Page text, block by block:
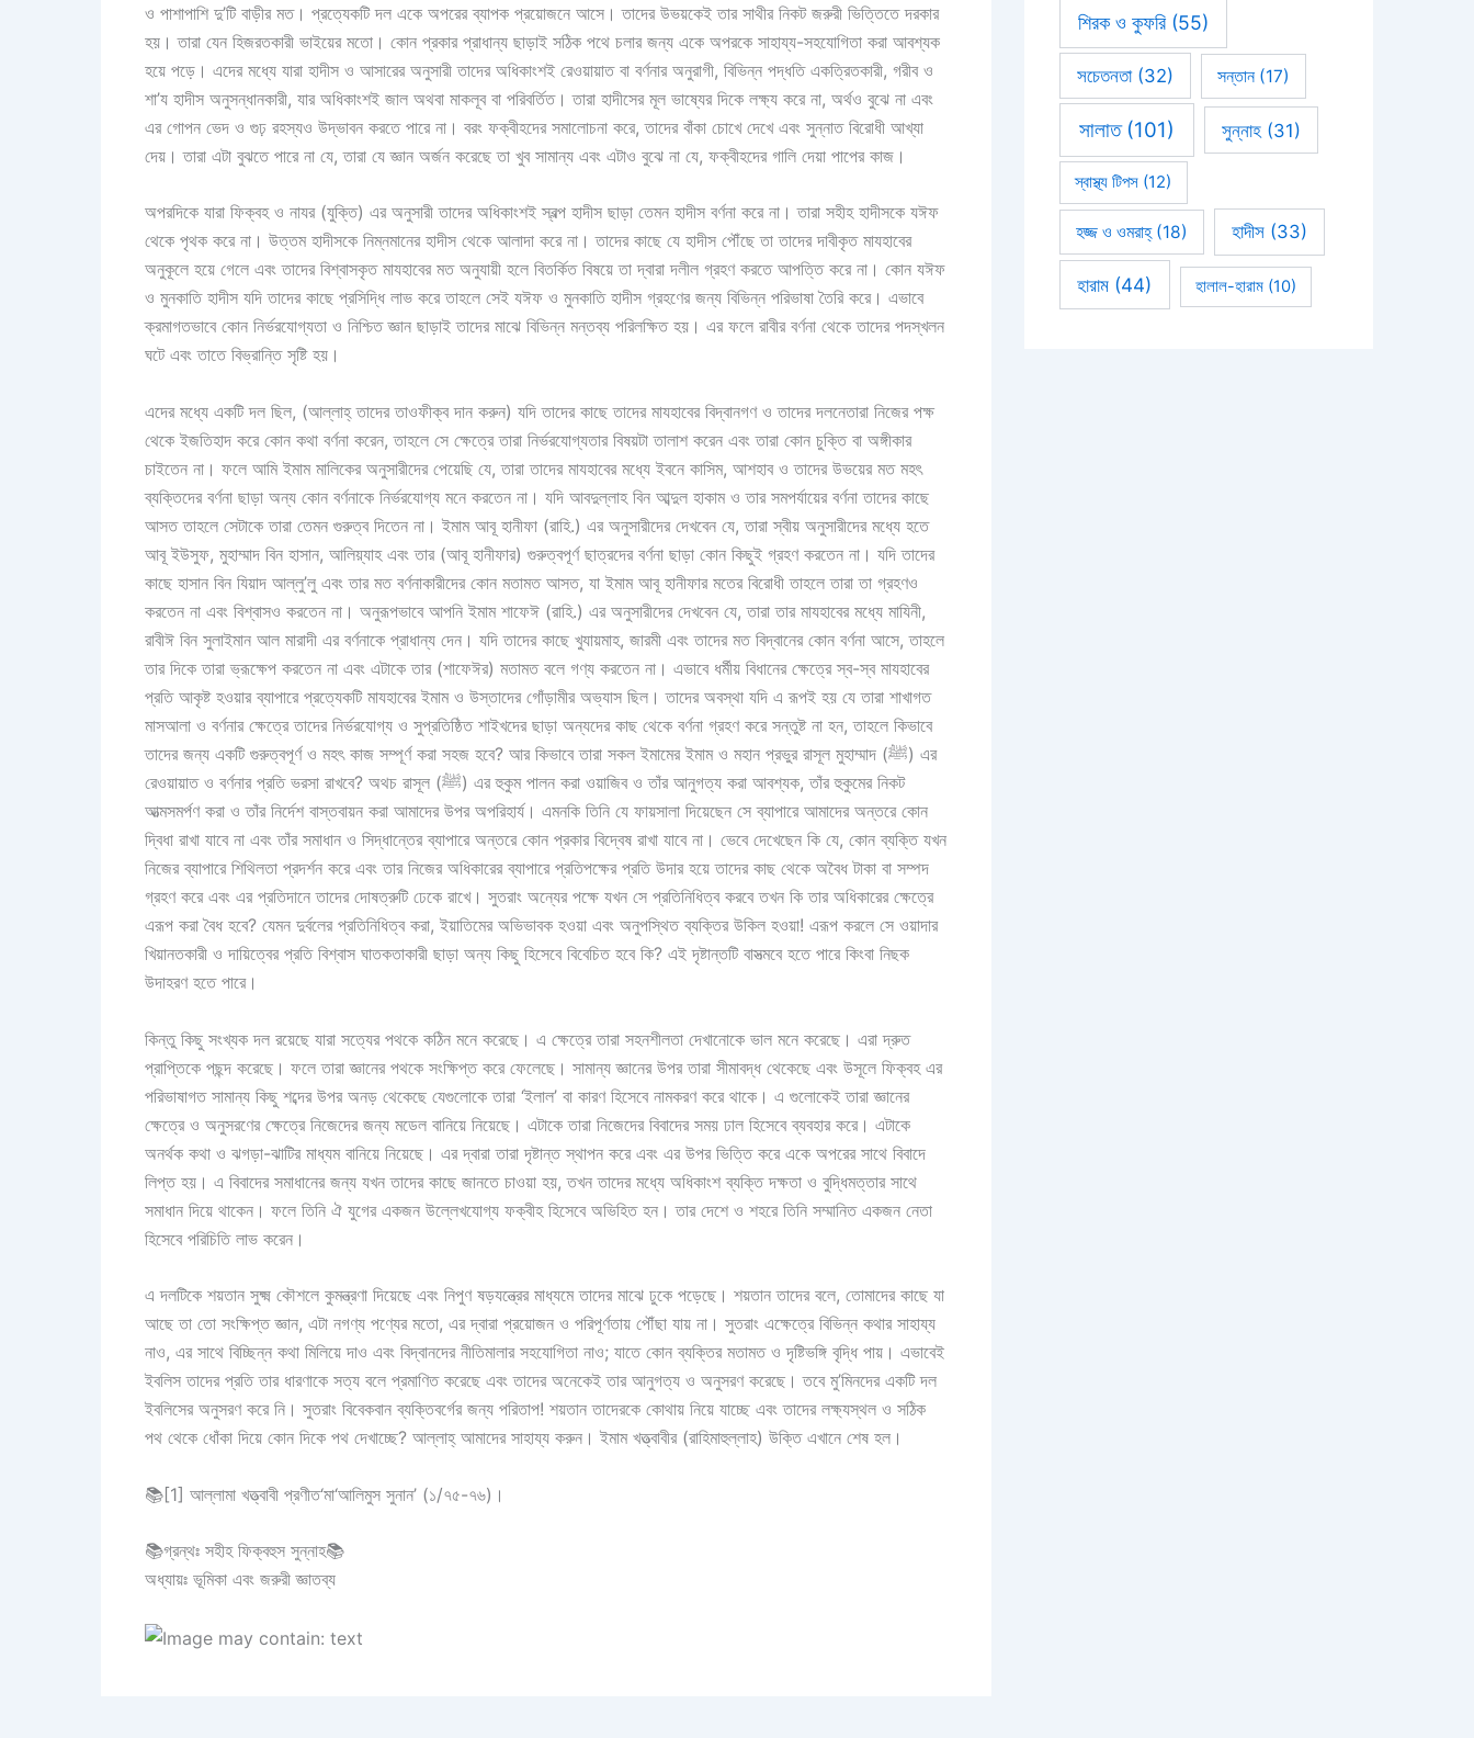
ও পাশাপাশি দু’টি বাড়ীর মত। প্রত্যেকটি দল একে অপরের ব্যাপক প্রয়োজনে আসে। তাদের উভয়কেই তার সাথীর নিকট জরুরী ভিত্তিতে দরকার
হয়। তারা যেন হিজরতকারী ভাইয়ের মতো। কোন প্রকার প্রাধান্য ছাড়াই সঠিক পথে চলার জন্য একে অপরকে সাহায্য-সহযোগিতা করা আবশ্যক
হয়ে পড়ে। এদের মধ্যে যারা হাদীস ও আসারের অনুসারী তাদের অধিকাংশই রেওয়ায়াত বা বর্ণনার অনুরাগী, বিভিন্ন পদ্ধতি একত্রিতকারী, গরীব ও
শা’য হাদীস অনুসন্ধানকারী, যার অধিকাংশই জাল অথবা মাকলূব বা পরিবর্তিত। তারা হাদীসের মূল ভাষ্যের দিকে লক্ষ্য করে না, অর্থও বুঝে না এবং
এর গোপন ভেদ ও গুঢ় রহস্যও উদ্ভাবন করতে পারে না। বরং ফক্বীহদের সমালোচনা করে, তাদের বাঁকা চোখে দেখে এবং সুন্নাত বিরোধী আখ্যা
দেয়। তারা এটা বুঝতে পারে না যে, তারা যে জ্ঞান অর্জন করেছে তা খুব সামান্য এবং এটাও বুঝে না যে, ফক্বীহদের গালি দেয়া পাপের কাজ।
অপরদিকে যারা ফিক্বহ ও নাযর (যুক্তি) এর অনুসারী তাদের অধিকাংশই স্বল্প হাদীস ছাড়া তেমন হাদীস বর্ণনা করে না। তারা সহীহ হাদীসকে যঈফ
থেকে পৃথক করে না। উত্তম হাদীসকে নিম্নমানের হাদীস থেকে আলাদা করে না। তাদের কাছে যে হাদীস পৌঁছে তা তাদের দাবীকৃত মাযহাবের
অনুকূলে হয়ে গেলে এবং তাদের বিশ্বাসকৃত মাযহাবের মত অনুযায়ী হলে বিতর্কিত বিষয়ে তা দ্বারা দলীল গ্রহণ করতে আপত্তি করে না। কোন যঈফ
ও মুনকাতি হাদীস যদি তাদের কাছে প্রসিদ্ধি লাভ করে তাহলে সেই যঈফ ও মুনকাতি হাদীস গ্রহণের জন্য বিভিন্ন পরিভাষা তৈরি করে। এভাবে
ক্রমাগতভাবে কোন নির্ভরযোগ্যতা ও নিশ্চিত জ্ঞান ছাড়াই তাদের মাঝে বিভিন্ন মন্তব্য পরিলক্ষিত হয়। এর ফলে রাবীর বর্ণনা থেকে তাদের পদস্খলন
ঘটে এবং তাতে বিভ্রান্তি সৃষ্টি হয়।
এদের মধ্যে একটি দল ছিল, (আল্লাহ্‌ তাদের তাওফীক্ব দান করুন) যদি তাদের কাছে তাদের মাযহাবের বিদ্বানগণ ও তাদের দলনেতারা নিজের পক্ষ
থেকে ইজতিহাদ করে কোন কথা বর্ণনা করেন, তাহলে সে ক্ষেত্রে তারা নির্ভরযোগ্যতার বিষয়টা তালাশ করেন এবং তারা কোন চুক্তি বা অঙ্গীকার
চাইতেন না। ফলে আমি ইমাম মালিকের অনুসারীদের পেয়েছি যে, তারা তাদের মাযহাবের মধ্যে ইবনে কাসিম, আশহাব ও তাদের উভয়ের মত মহৎ
ব্যক্তিদের বর্ণনা ছাড়া অন্য কোন বর্ণনাকে নির্ভরযোগ্য মনে করতেন না। যদি আবদুল্লাহ বিন আব্দুল হাকাম ও তার সমপর্যায়ের বর্ণনা তাদের কাছে
আসত তাহলে সেটাকে তারা তেমন গুরুত্ব দিতেন না। ইমাম আবূ হানীফা (রাহি.) এর অনুসারীদের দেখবেন যে, তারা স্বীয় অনুসারীদের মধ্যে হতে
আবূ ইউসুফ, মুহাম্মাদ বিন হাসান, আলিয়্যাহ এবং তার (আবূ হানীফার) গুরুত্বপূর্ণ ছাত্রদের বর্ণনা ছাড়া কোন কিছুই গ্রহণ করতেন না। যদি তাদের
কাছে হাসান বিন যিয়াদ আল্লু’লু এবং তার মত বর্ণনাকারীদের কোন মতামত আসত, যা ইমাম আবূ হানীফার মতের বিরোধী তাহলে তারা তা গ্রহণও
করতেন না এবং বিশ্বাসও করতেন না। অনুরূপভাবে আপনি ইমাম শাফেঈ (রাহি.) এর অনুসারীদের দেখবেন যে, তারা তার মাযহাবের মধ্যে মাযিনী,
রাবীঈ বিন সুলাইমান আল মারাদী এর বর্ণনাকে প্রাধান্য দেন। যদি তাদের কাছে খুযায়মাহ, জারমী এবং তাদের মত বিদ্বানের কোন বর্ণনা আসে, তাহলে
তার দিকে তারা ভ্রূক্ষেপ করতেন না এবং এটাকে তার (শাফেঈর) মতামত বলে গণ্য করতেন না। এভাবে ধর্মীয় বিধানের ক্ষেত্রে স্ব-স্ব মাযহাবের
প্রতি আকৃষ্ট হওয়ার ব্যাপারে প্রত্যেকটি মাযহাবের ইমাম ও উস্তাদের গোঁড়ামীর অভ্যাস ছিল। তাদের অবস্থা যদি এ রূপই হয় যে তারা শাখাগত
মাসআলা ও বর্ণনার ক্ষেত্রে তাদের নির্ভরযোগ্য ও সুপ্রতিষ্ঠিত শাইখদের ছাড়া অন্যদের কাছ থেকে বর্ণনা গ্রহণ করে সন্তুষ্ট না হন, তাহলে কিভাবে
তাদের জন্য একটি গুরুত্বপূর্ণ ও মহৎ কাজ সম্পূর্ণ করা সহজ হবে? আর কিভাবে তারা সকল ইমামের ইমাম ও মহান প্রভুর রাসূল মুহাম্মাদ (ﷺ) এর
রেওয়ায়াত ও বর্ণনার প্রতি ভরসা রাখবে? অথচ রাসূল (ﷺ) এর হুকুম পালন করা ওয়াজিব ও তাঁর আনুগত্য করা আবশ্যক, তাঁর হুকুমের নিকট
আত্মসমর্পণ করা ও তাঁর নির্দেশ বাস্তবায়ন করা আমাদের উপর অপরিহার্য। এমনকি তিনি যে ফায়সালা দিয়েছেন সে ব্যাপারে আমাদের অন্তরে কোন
দ্বিধা রাখা যাবে না এবং তাঁর সমাধান ও সিদ্ধান্তের ব্যাপারে অন্তরে কোন প্রকার বিদ্বেষ রাখা যাবে না। ভেবে দেখেছেন কি যে, কোন ব্যক্তি যখন
নিজের ব্যাপারে শিথিলতা প্রদর্শন করে এবং তার নিজের অধিকারের ব্যাপারে প্রতিপক্ষের প্রতি উদার হয়ে তাদের কাছ থেকে অবৈধ টাকা বা সম্পদ
গ্রহণ করে এবং এর প্রতিদানে তাদের দোষত্রুটি ঢেকে রাখে। সুতরাং অন্যের পক্ষে যখন সে প্রতিনিধিত্ব করবে তখন কি তার অধিকারের ক্ষেত্রে
এরূপ করা বৈধ হবে? যেমন দুর্বলের প্রতিনিধিত্ব করা, ইয়াতিমের অভিভাবক হওয়া এবং অনুপস্থিত ব্যক্তির উকিল হওয়া! এরূপ করলে সে ওয়াদার
খিয়ানতকারী ও দায়িত্বের প্রতি বিশ্বাস ঘাতকতাকারী ছাড়া অন্য কিছু হিসেবে বিবেচিত হবে কি? এই দৃষ্টান্তটি বাসত্মবে হতে পারে কিংবা নিছক
উদাহরণ হতে পারে।
কিন্তু কিছু সংখ্যক দল রয়েছে যারা সত্যের পথকে কঠিন মনে করেছে। এ ক্ষেত্রে তারা সহনশীলতা দেখানোকে ভাল মনে করেছে। এরা দ্রুত
প্রাপ্তিকে পছন্দ করেছে। ফলে তারা জ্ঞানের পথকে সংক্ষিপ্ত করে ফেলেছে। সামান্য জ্ঞানের উপর তারা সীমাবদ্ধ থেকেছে এবং উসূলে ফিক্বহ এর
পরিভাষাগত সামান্য কিছু শব্দের উপর অনড় থেকেছে যেগুলোকে তারা ‘ইলাল’ বা কারণ হিসেবে নামকরণ করে থাকে। এ গুলোকেই তারা জ্ঞানের
ক্ষেত্রে ও অনুসরণের ক্ষেত্রে নিজেদের জন্য মডেল বানিয়ে নিয়েছে। এটাকে তারা নিজেদের বিবাদের সময় ঢাল হিসেবে ব্যবহার করে। এটাকে
অনর্থক কথা ও ঝগড়া-ঝাটির মাধ্যম বানিয়ে নিয়েছে। এর দ্বারা তারা দৃষ্টান্ত স্থাপন করে এবং এর উপর ভিত্তি করে একে অপরের সাথে বিবাদে
লিপ্ত হয়। এ বিবাদের সমাধানের জন্য যখন তাদের কাছে জানতে চাওয়া হয়, তখন তাদের মধ্যে অধিকাংশ ব্যক্তি দক্ষতা ও বুদ্ধিমত্তার সাথে
সমাধান দিয়ে থাকেন। ফলে তিনি ঐ যুগের একজন উল্লেখযোগ্য ফক্বীহ হিসেবে অভিহিত হন। তার দেশে ও শহরে তিনি সম্মানিত একজন নেতা
হিসেবে পরিচিতি লাভ করেন।
এ দলটিকে শয়তান সুক্ষ্ম কৌশলে কুমন্ত্রণা দিয়েছে এবং নিপুণ ষড়যন্ত্রের মাধ্যমে তাদের মাঝে ঢুকে পড়েছে। শয়তান তাদের বলে, তোমাদের কাছে যা
আছে তা তো সংক্ষিপ্ত জ্ঞান, এটা নগণ্য পণ্যের মতো, এর দ্বারা প্রয়োজন ও পরিপূর্ণতায় পৌঁছা যায় না। সুতরাং এক্ষেত্রে বিভিন্ন কথার সাহায্য
নাও, এর সাথে বিচ্ছিন্ন কথা মিলিয়ে দাও এবং বিদ্বানদের নীতিমালার সহযোগিতা নাও; যাতে কোন ব্যক্তির মতামত ও দৃষ্টিভঙ্গি বৃদ্ধি পায়। এভাবেই
ইবলিস তাদের প্রতি তার ধারণাকে সত্য বলে প্রমাণিত করেছে এবং তাদের অনেকেই তার আনুগত্য ও অনুসরণ করেছে। তবে মু’মিনদের একটি দল
ইবলিসের অনুসরণ করে নি। সুতরাং বিবেকবান ব্যক্তিবর্গের জন্য পরিতাপ! শয়তান তাদেরকে কোথায় নিয়ে যাচ্ছে এবং তাদের লক্ষ্যস্থল ও সঠিক
পথ থেকে ধোঁকা দিয়ে কোন দিকে পথ দেখাচ্ছে? আল্লাহ্‌ আমাদের সাহায্য করুন। ইমাম খত্ত্বাবীর (রাহিমাহুল্লাহ) উক্তি এখানে শেষ হল।
📚[1] আল্লামা খত্ত্বাবী প্রণীত‘মা‘আলিমুস সুনান’ (১/৭৫-৭৬)।
📚গ্রন্থঃ সহীহ ফিক্বহুস সুন্নাহ📚
অধ্যায়ঃ ভূমিকা এবং জরুরী জ্ঞাতব্য
শিরক ও কুফরি(55)
সচেতনতা(32) সন্তান(17)
সালাত(101) সুন্নাহ(31)
স্বাস্থ্য টিপস (12)
হজ্জ ও ওমরাহ্‌(18) হাদীস (33)
হারাম (44) হালাল-হারাম (10)